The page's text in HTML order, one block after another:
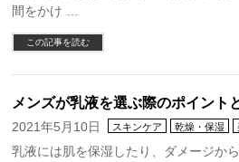
間をかけ …
この記事を読む
メンズが乳液を選ぶ際のポイント
2021年5月10日 スキンケア 乾燥・保湿
乳液には肌を保湿したり、ダメージか